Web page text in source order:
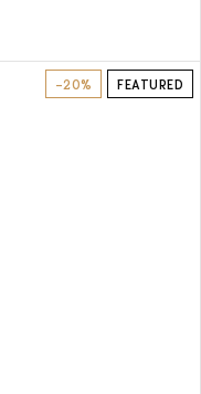
FEATURED
-20%